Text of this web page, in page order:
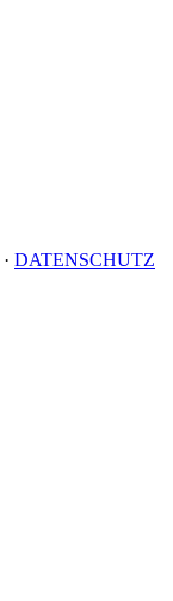
· DATENSCHUTZ